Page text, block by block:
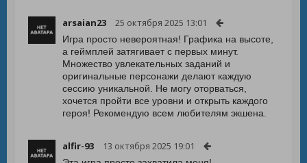
arsaian23 25 октября 2025 13:01
Игра просто невероятная! Графика на высоте,
а геймплей затягивает с первых минут.
Множество увлекательных заданий и
оригинальные персонажи делают каждую
сессию уникальной. Не могу оторваться,
хочется пройти все уровни и открыть каждого
героя! Рекомендую всем любителям экшена.
alfir-93 13 октября 2025 19:01